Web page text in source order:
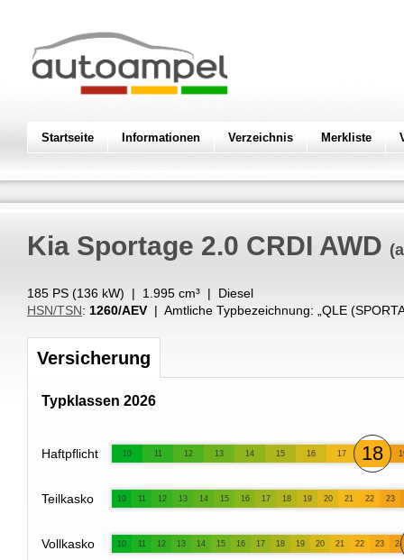
Startseite Informationen Verzeichnis Merkliste
Kia Sportage 2.0 CRDI AWD
185 PS (136 kW) | 1.995 cm³ | Diesel
HSN/TSN: 1260/AEV| Amtliche Typbezeichnung: „ QLE
Versicherung
Typklassen 2026
Haftpflicht 10 11 12 13 14 15 16 17 18
Teilkasko 10 11 12 13 14 15 16 17 18 19 20 21 22 23
Vollkasko 10 11 12 13 14 15 16 17 18 19 20 21 22 23 24